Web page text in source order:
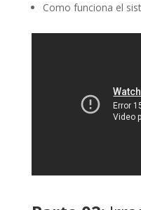
Como funciona el